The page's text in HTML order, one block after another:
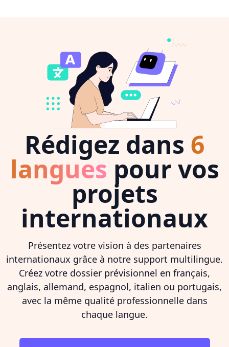
Rédigez dans 6
langues pour vos
projets
internationaux
Présentez votre vision à des partenaires
internationaux grâce à notre support multilingue.
Créez votre dossier prévisionnel en français,
anglais, allemand, espagnol, italien ou portugais,
avec la même qualité professionnelle dans
chaque langue.